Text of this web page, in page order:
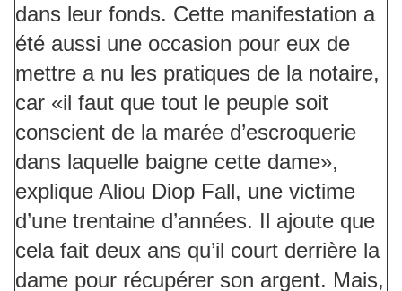
dans leur fonds. Cette manifestation a
été aussi une occasion pour eux de
mettre a nu les pratiques de la notaire,
car «il faut que tout le peuple soit
conscient de la marée d’escroquerie
dans laquelle baigne cette dame»,
explique Aliou Diop Fall, une victime
d’une trentaine d’années. Il ajoute que
cela fait deux ans qu’il court derrière la
dame pour récupérer son argent. Mais,